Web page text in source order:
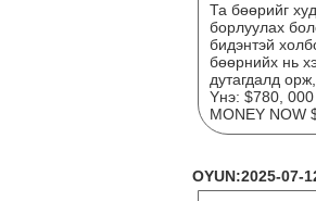
Та бөөрийг
борлуулах
бидэнтэй
бөөрнийх нь
дутагдалд
Yнэ: $780,
MONEY NOW
OYUN:2025-07-